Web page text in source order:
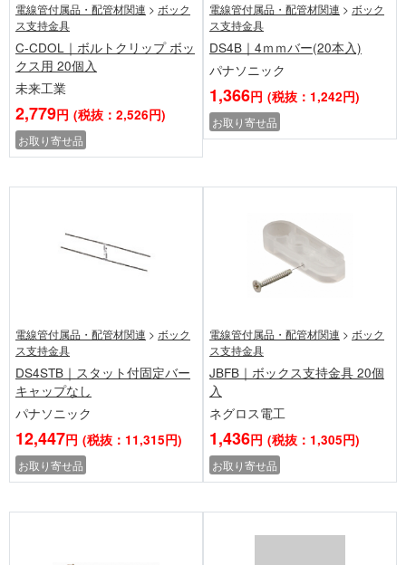
電線管付属品・配管材関連 > ボック
ス支持金具
C-CDOL｜ボルトクリップ ボッ
クス用 20個入
未来工業
2,779円 (税抜：2,526円)
お取り寄せ品
電線管付属品・配管材関連 > ボック
ス支持金具
DS4B｜4ｍｍバー(20本入)
パナソニック
1,366円 (税抜：1,242円)
お取り寄せ品
電線管付属品・配管材関連 > ボック
ス支持金具
DS4STB｜スタット付固定バー
キャップなし
パナソニック
12,447円 (税抜：11,315円)
お取り寄せ品
電線管付属品・配管材関連 > ボック
ス支持金具
JBFB｜ボックス支持金具 20個
入
ネグロス電工
1,436円 (税抜：1,305円)
お取り寄せ品